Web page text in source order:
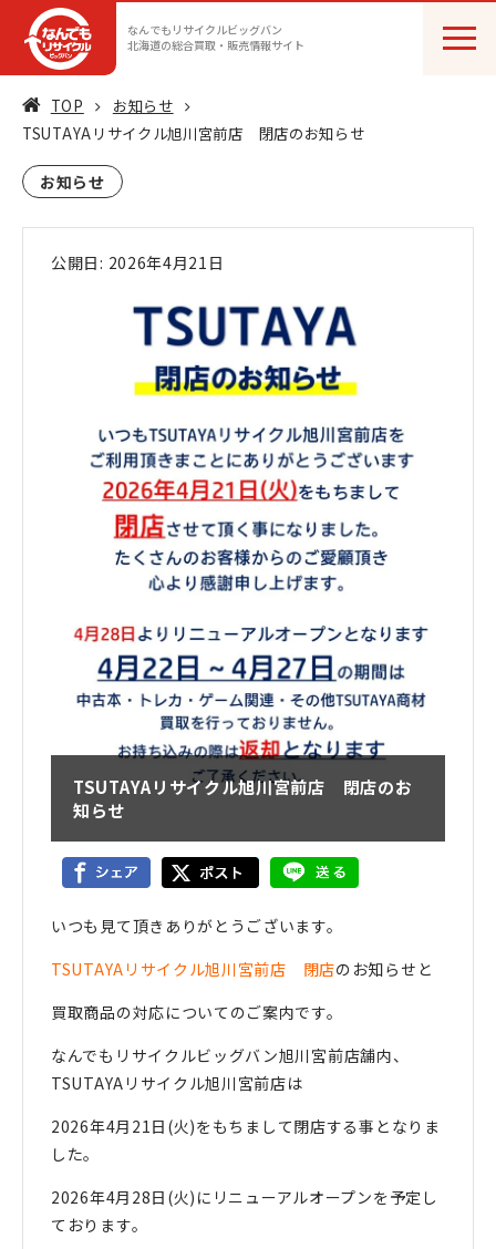
なんでもリサイクルビッグバン
北海道の総合買取・販売情報サイト
TOP
お知らせ
TSUTAYAリサイクル旭川宮前店 閉店のお知らせ
お知らせ
公開日: 2026年4月21日
TSUTAYAリサイクル旭川宮前店 閉店のお
知らせ
いつも見て頂きありがとうございます。
TSUTAYAリサイクル旭川宮前店 閉店のお知らせと
買取商品の対応についてのご案内です。
なんでもリサイクルビッグバン旭川宮前店舗内、
TSUTAYAリサイクル旭川宮前店は
2026年4月21日(火)をもちまして閉店する事となりま
した。
2026年4月28日(火)にリニューアルオープンを予定し
ております。